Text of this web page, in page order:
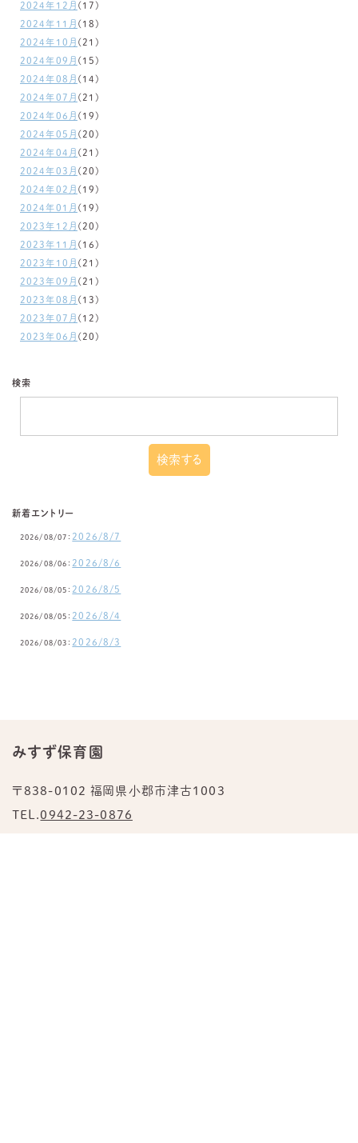
2024年12月 (17)
2024年11月 (18)
2024年10月 (21)
2024年09月 (15)
2024年08月 (14)
2024年07月 (21)
2024年06月 (19)
2024年05月 (20)
2024年04月 (21)
2024年03月 (20)
2024年02月 (19)
2024年01月 (19)
2023年12月 (20)
2023年11月 (16)
2023年10月 (21)
2023年09月 (21)
2023年08月 (13)
2023年07月 (12)
2023年06月 (20)
検索
新着エントリー
2026/08/07： 2026/8/7
2026/08/06： 2026/8/6
2026/08/05： 2026/8/5
2026/08/05： 2026/8/4
2026/08/03： 2026/8/3
みすず保育園
〒838-0102 福岡県小郡市津古1003
TEL.0942-23-0876